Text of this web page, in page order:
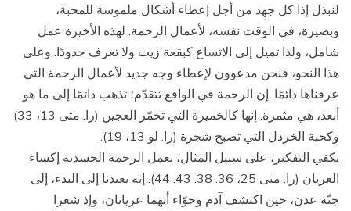
لنبذل إذا كل جهد من أجل إعطاء أشكال ملموسة للمحبة،
وبصيرة، في الوقت نفسه، لأعمال الرحمة. لهذه الأخيرة عمل
شامل، ولذا تميل إلى الاتساع كبقعة زيت ولا تعرف حدودًا. وعلى
هذا النحو، فنحن مدعوون لإعطاء وجه جديد لأعمال الرحمة التي
عرفناها دائمًا. إن الرحمة في الواقع تتقدّم؛ تذهب دائمًا إلى ما هو
أبعد، هي مثمرة. إنها كالخميرة التي تخمّر العجين (را. متى 13، 33)
وكحبة الخردل التي تصبح شجرة (را. لو 13، 19).
يكفي التفكير، على سبيل المثال، بعمل الرحمة الجسدية إكساء
العريان (را. متى 25، 36. 38. 43. 44). إنه يعيدنا إلى البدء، إلى
جنّة عدن، حين اكتشف آدم وحوّاء أنهما عريانان، وإذ شعرا